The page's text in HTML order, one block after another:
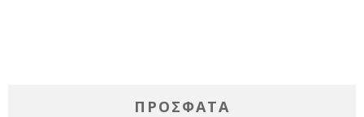
ΠΡΌΣΦΑΤΑ